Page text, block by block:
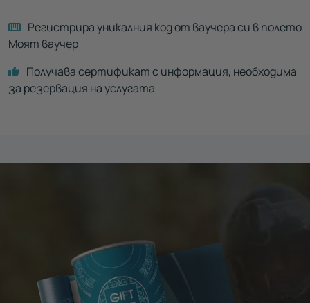
Регистрира уникалния код от ваучера си в полето
Моят ваучер
Получава сертификат с информация, необходима
за резервация на услугата